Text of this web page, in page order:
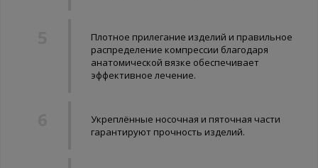
Плотное прилегание изделий и правильное
распределение компрессии благодаря
анатомической вязке обеспечивает
эффективное лечение.
Укреплённые носочная и пяточная части
гарантируют прочность изделий.